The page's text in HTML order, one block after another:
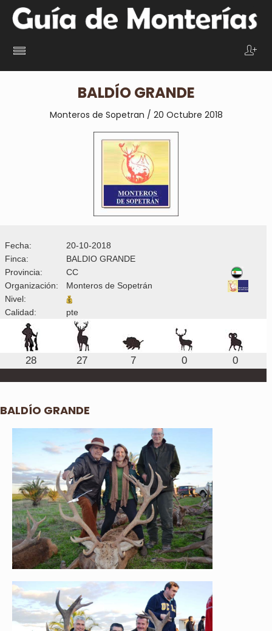
BALDÍO GRANDE
Monteros de Sopetran / 20 Octubre 2018
Fecha:
20-10-2018
Finca:
BALDIO GRANDE
Provincia:
CC
Organización:
Monteros de Sopetrán
Nivel:
Calidad:
pte
28 27 7 0 0
BALDÍO GRANDE